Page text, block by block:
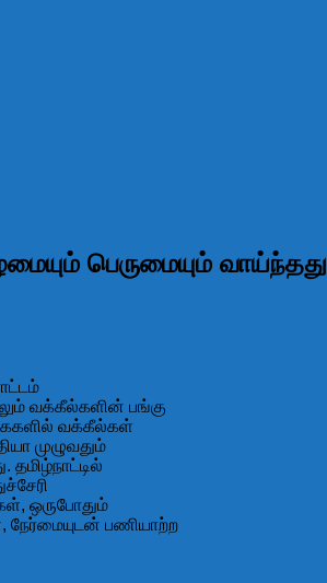
பெருமையும் வாய்ந்தது
வக்கீல்களின் பங்கு
வக்கீல்கள்
முழுவதும்
ஒருபோதும்
பணியாற்ற